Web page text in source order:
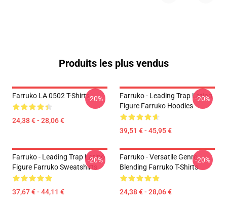
Produits les plus vendus
Farruko LA 0502 T-Shirts
24,38 € - 28,06 €
-20%
Farruko - Leading Trap Latino
Figure Farruko Hoodies
39,51 € - 45,95 €
-20%
Farruko - Leading Trap Latino
Figure Farruko Sweatshirts
37,67 € - 44,11 €
-20%
Farruko - Versatile Genre
Blending Farruko T-Shirts
24,38 € - 28,06 €
-20%